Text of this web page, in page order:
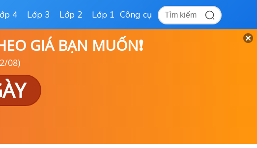
4 Lớp 3 Lớp 2 Lớp 1 Công cụ
GIÁ BẠN MUỐN❗
08)